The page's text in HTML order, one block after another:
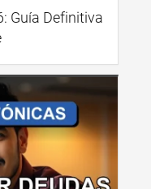
Guía Definitiva